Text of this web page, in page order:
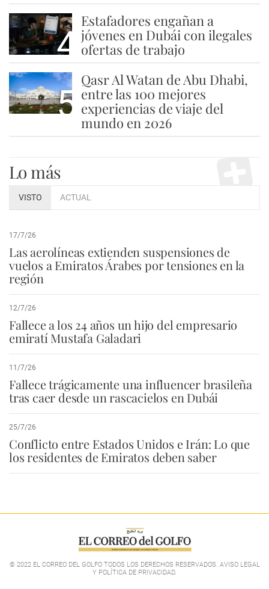
4
Estafadores engañan a
jóvenes en Dubái con ilegales
ofertas de trabajo
5
Qasr Al Watan de Abu Dhabi,
entre las 100 mejores
experiencias de viaje del
mundo en 2026
Lo más
VISTO ACTUAL
17/7/26
Las aerolíneas extienden suspensiones de
vuelos a Emiratos Árabes por tensiones en la
región
12/7/26
Fallece a los 24 años un hijo del empresario
emiratí Mustafa Galadari
11/7/26
Fallece trágicamente una influencer brasileña
tras caer desde un rascacielos en Dubái
25/7/26
Conflicto entre Estados Unidos e Irán: Lo que
los residentes de Emiratos deben saber
© 2022 EL CORREO DEL GOLFO TODOS LOS DERECHOS RESERVADOS. AVISO LEGAL
Y POLÍTICA DE PRIVACIDAD.